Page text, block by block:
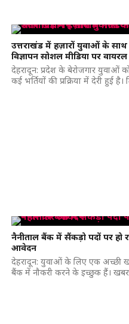
उत्तराखंड में हज़ारों युवाओं के साथ
विज्ञापन सोशल मीडिया पर वायरल
देहरादून: प्रदेश के बेरोजगार युवाओं
कई भर्तियों की प्रक्रिया में देरी हुई है।
नैनीताल बैंक में सैंकड़ो पदों पर हो
आवेदन
देहरादून: युवाओं के लिए एक अच्छी
बैंक में नौकरी करने के इच्छुक हैं।